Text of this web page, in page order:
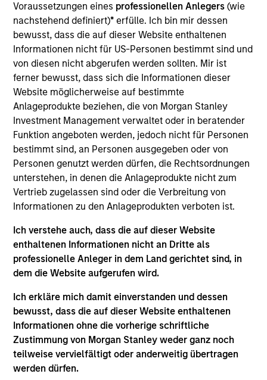
Voraussetzungen eines professionellen Anlegers(wie
nachstehend definiert)* erfülle. Ich bin mir dessen
bewusst, dass die auf dieser Website enthaltenen
Informationen nicht für US-Personen bestimmt sind und
von diesen nicht abgerufen werden sollten. Mir ist
ferner bewusst, dass sich die Informationen dieser
Website möglicherweise auf bestimmte
Anlageprodukte beziehen, die von Morgan Stanley
Investment Management verwaltet oder in beratender
Funktion angeboten werden, jedoch nicht für Personen
bestimmt sind, an Personen ausgegeben oder von
Personen genutzt werden dürfen, die Rechtsordnungen
unterstehen, in denen die Anlageprodukte nicht zum
Vertrieb zugelassen sind oder die Verbreitung von
Informationen zu den Anlageprodukten verboten ist.
Ich verstehe auch, dass die auf dieser Website
enthaltenen Informationen nicht an Dritte als
professionelle Anleger in dem Land gerichtet sind, in
dem die Website aufgerufen wird.
Ich erkläre mich damit einverstanden und dessen
bewusst, dass die auf dieser Website enthaltenen
Informationen ohne die vorherige schriftliche
Zustimmung von Morgan Stanley weder ganz noch
teilweise vervielfältigt oder anderweitig übertragen
werden dürfen.
Dieses Material enthält Informationen über die Teilfonds
von Morgan Stanley Investment Funds, einer in Luxemburg
ansässigen SICAV (Société d’Investissement à Capital
Variable). (die „Gesellschaft“), die im Großherzogtum
Luxemburg als Organismus für gemeinsame Anlagen
gemäß Teil 1 des Gesetzes vom 17. Dezember 2010 in
seiner geänderten Fassung registriert ist. Die Gesellschaft
ist ein Organismus für gemeinsame Anlagen in
Wertpapieren („OGAW“).
Anträge auf Anteile an den Teilfonds sollten erst gestellt
werden, wenn der aktuelle Verkaufsprospekt, das Key
Information Document („KID“) oder das Key Investor
Information Document („KIID“), der Jahres- und
Halbjahresbericht („Angebotsunterlagen“) oder andere
Dokumente, die in Ihrer Nähe online unter
https://www.morganstanley.com/im/msinvf/index.html
verfügbar sind oder kostenlos beim Geschäftssitz von
Business Centre, 6B route de Trèves, L-2633
Senningerberg, R.C.S. Luxemburg B 29 192, erhältlich.
Informationen in Bezug auf Nachhaltigkeitsaspekte des
Fonds und die Zusammenfassung der Anlegerrechte
Italienische Anleger sollten darüber hinaus das
„Erweiterte Zeichnungsformular“ und alle Anleger aus
Hongkong den Abschnitt „Zusätzliche Informationen für
Anleger aus Hongkong“ im Verkaufsprospekt beachten.
Deutschsprachige Exemplare des Verkaufsprospekts, des
KID oder des KIID, der Statuten der Gesellschaft und der
Jahres- und Halbjahresberichte sowie zusätzliche